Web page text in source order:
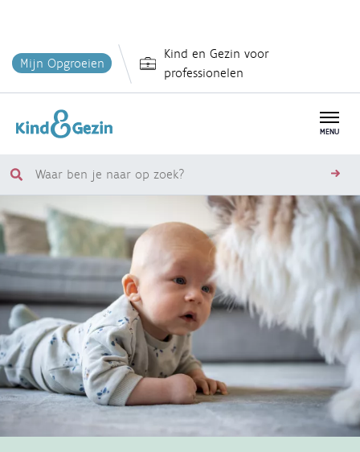
en
inhoud
Mijn Opgroeien
Kind en Gezin voor
professionelen
MENU
Waar
je
op
zoek?